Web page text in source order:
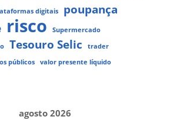
digitais
poupança
risco
Supermercado
Tesouro Selic
trader
públicos valor presente líquido
agosto 2026